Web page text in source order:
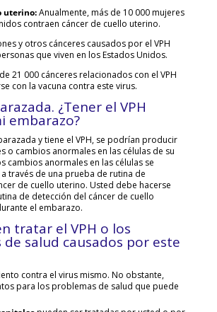
uterino:Anualmente, más de 10 000 mujeres
contraen cáncer de cuello uterino.
y otros cánceres causados por el VPH
que viven en los Estados Unidos.
21 000 cánceres relacionados con el VPH
con la vacuna contra este virus.
¿Tener el VPH
embarazo?
y tiene el VPH, se podrían producir
o cambios anormales en las células de su
cambios anormales en las células se
través de una prueba de rutina de
de cuello uterino. Usted debe hacerse
de detección del cáncer de cuello
el embarazo.
tratar el VPH o los
salud causados por este
contra el virus mismo. No obstante,
para los problemas de salud que puede